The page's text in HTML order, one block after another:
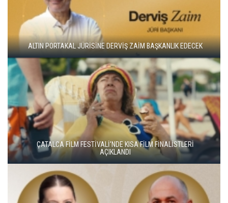
ADANA ALTIN KOZA'DA JÜRİ BAŞKANI ZUHAL OLCAY
YEŞİM USTAOĞLU'NUN "ARTAKALAN"I SAN SEBASTIÁN'DA
DÜNYA PRÖMİYERİNİ YAPACAK